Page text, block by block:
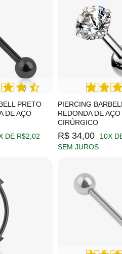
PRETO
DE AÇO
(2)
DE R$2,02
PIERCING
REDONDA DE AÇO
CIRÚRGICO
R$ 34,00
10X
SEM JUROS